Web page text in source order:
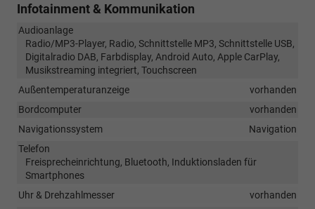
Infotainment & Kommunikation
Audioanlage
Radio/MP3-Player, Radio, Schnittstelle MP3, Schnittstelle USB,
Digitalradio DAB, Farbdisplay, Android Auto, Apple CarPlay,
Musikstreaming integriert, Touchscreen
Außentemperaturanzeige
vorhanden
Bordcomputer
vorhanden
Navigationssystem
Navigation
Telefon
Freisprecheinrichtung, Bluetooth, Induktionsladen für
Smartphones
Uhr & Drehzahlmesser
vorhanden